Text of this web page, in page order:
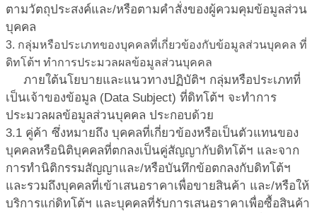
ตามวัตถุประสงค์และ/หรือตามคำสั่งของผู้ควมคุมข้อมูลส่วน
บุคคล
3. กลุ่มหรือประเภทของบุคคลที่เกี่ยวข้องกับข้อมูลส่วนบุคคล ที่
ดิทโต้ฯ ทำการประมวลผลข้อมูลส่วนบุคคล
ภายใต้นโยบายและแนวทางปฏิบัติฯ กลุ่มหรือประเภทที่
เป็นเจ้าของข้อมูล (Data Subject) ที่ดิทโต้ฯ จะทำการ
ประมวลผลข้อมูลส่วนบุคคล ประกอบด้วย
3.1 คู่ค้า ซึ่งหมายถึง บุคคลที่เกี่ยวข้องหรือเป็นตัวแทนของ
บุคคลหรือนิติบุคคลที่ตกลงเป็นคู่สัญญากับดิทโต้ฯ และจาก
การทำนิติกรรมสัญญาและ/หรือบันทึกข้อตกลงกับดิทโต้ฯ
และรวมถึงบุคคลที่เข้าเสนอราคาเพื่อขายสินค้า และ/หรือให้
บริการแก่ดิทโต้ฯ และบุคคลที่รับการเสนอราคาเพื่อซื้อสินค้า